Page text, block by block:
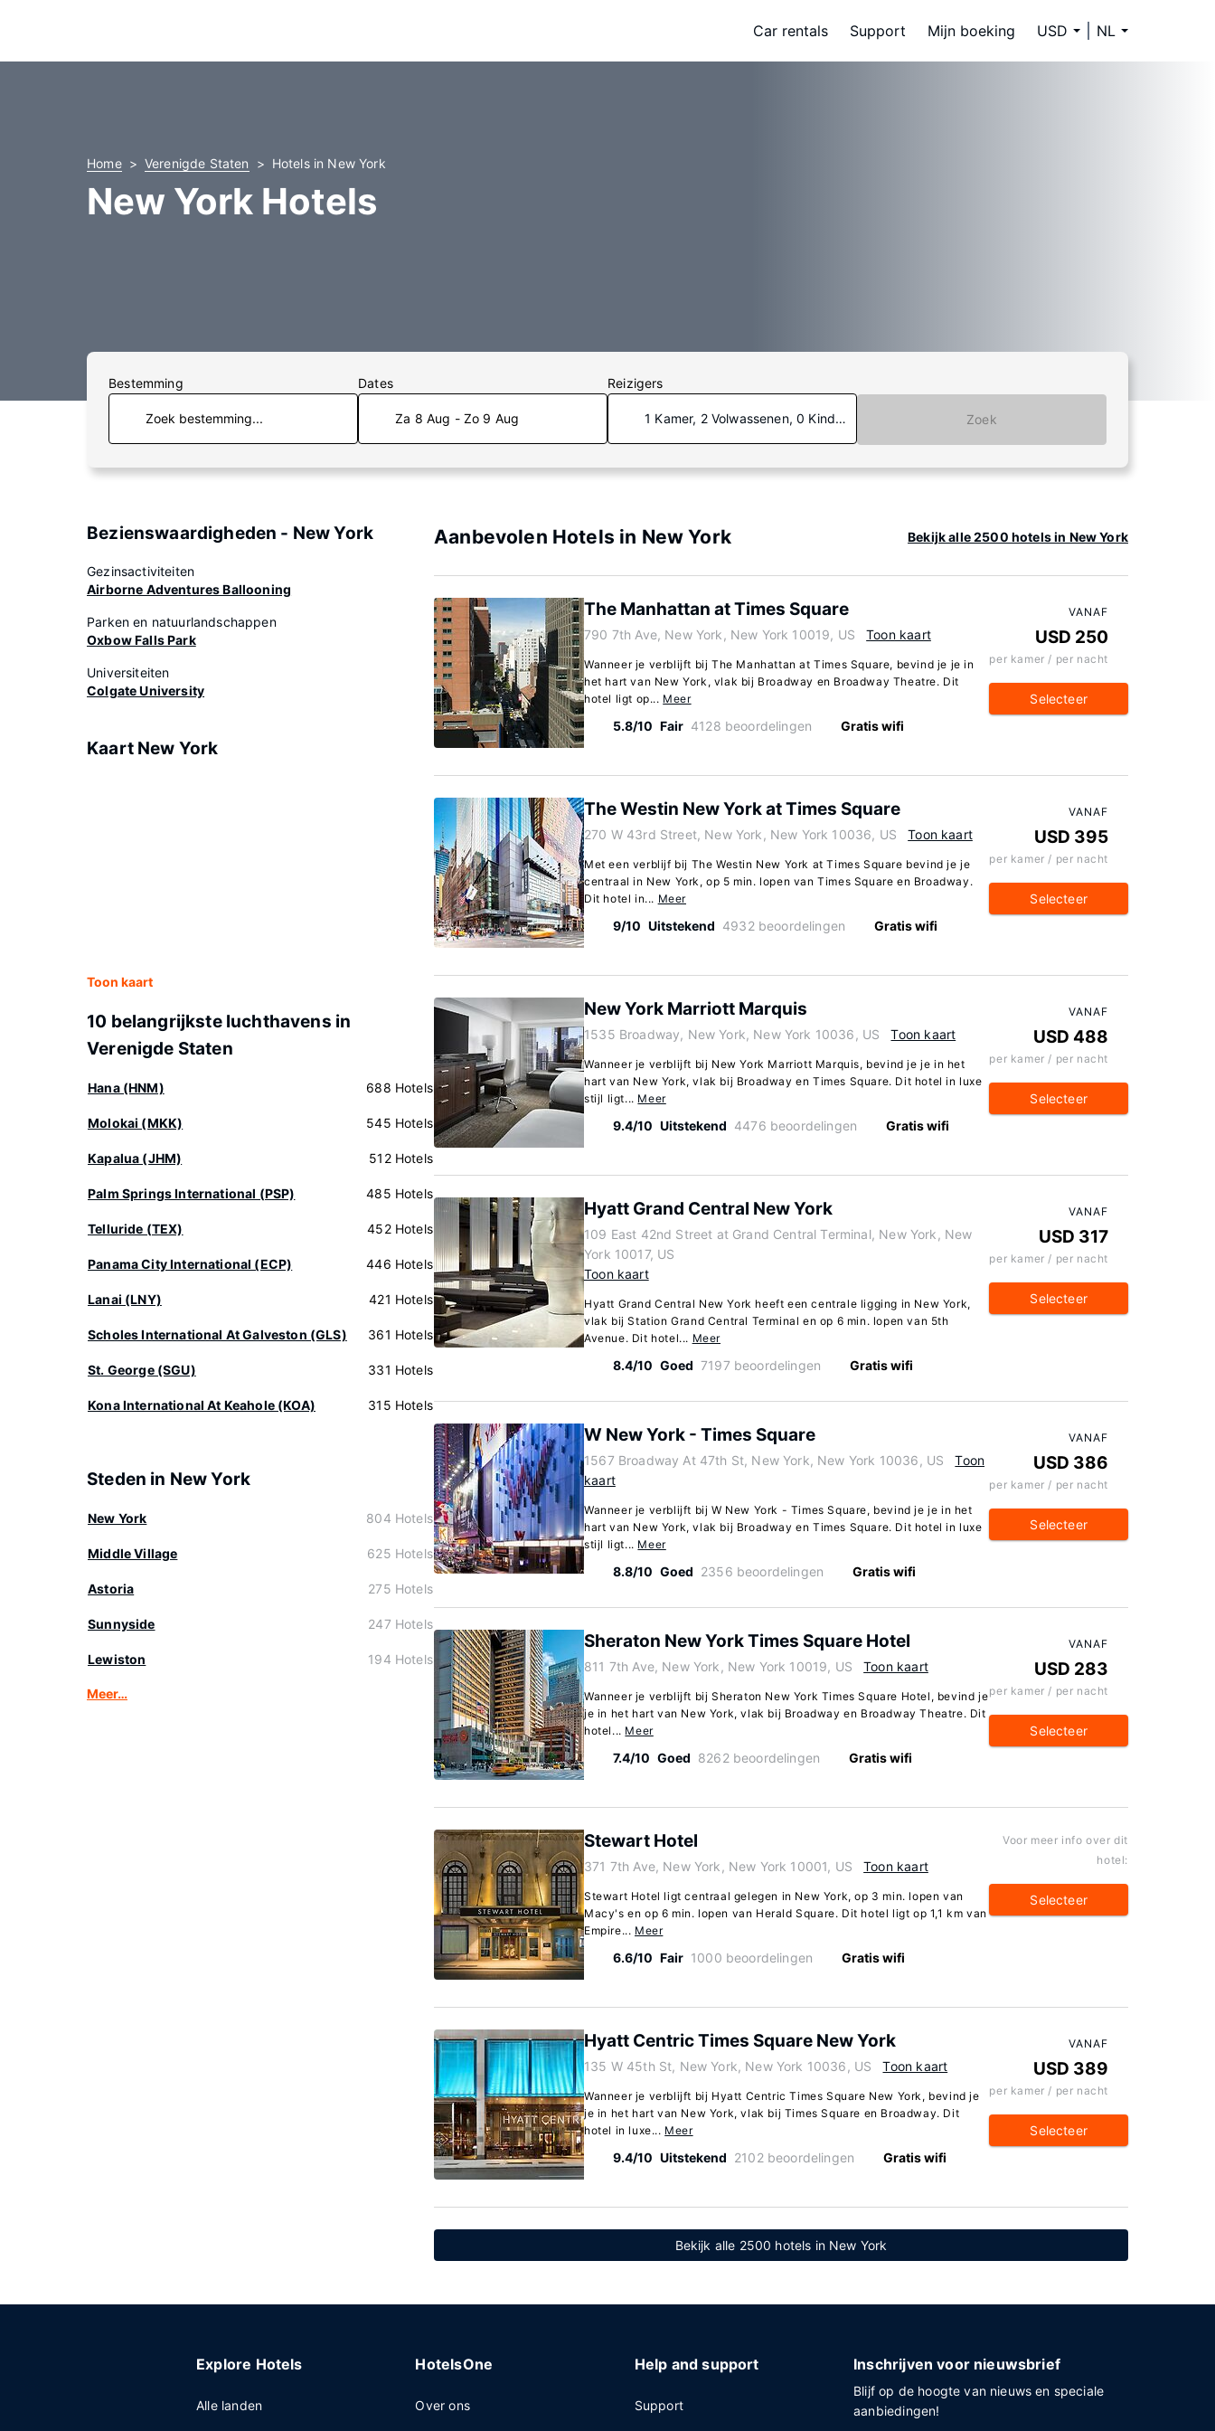
Car rentals Support Mijn boeking USD NL
Home Verenigde Staten Hotels in New York
New York Hotels
Bestemming Dates
Za 8 Aug - Zo 9 Aug
Reizigers
1 Kamer, 2 Volwassenen, 0 Kinderen Zoek
Bezienswaardigheden - New York
Gezinsactiviteiten
Airborne Adventures Ballooning
Parken en natuurlandschappen
Oxbow Falls Park
Universiteiten
Colgate University
Kaart New York
Toon kaart
10 belangrijkste luchthavens in
Verenigde Staten
Hana (HNM) 688 Hotels
Molokai (MKK) 545 Hotels
Kapalua (JHM) 512 Hotels
Palm Springs International (PSP) 485 Hotels
Telluride (TEX) 452 Hotels
Panama City International (ECP) 446 Hotels
Lanai (LNY) 421 Hotels
Scholes International At Galveston (GLS) 361 Hotels
St. George (SGU) 331 Hotels
Kona International At Keahole (KOA) 315 Hotels
Steden in New York
New York 804 Hotels
Middle Village 625 Hotels
Astoria 275 Hotels
Sunnyside 247 Hotels
Lewiston 194 Hotels
Meer…
Aanbevolen Hotels in New York Bekijk alle 2500 hotels in New York
The Manhattan at Times Square
790 7th Ave, New York, New York 10019, US Toon kaart
Wanneer je verblijft bij The Manhattan at Times Square, bevind je je in
het hart van New York, vlak bij Broadway en Broadway Theatre. Dit
hotel ligt op... Meer
5.8/10 Fair 4128 beoordelingen Gratis wifi
VANAF
USD 250
per kamer / per nacht
Selecteer
The Westin New York at Times Square
270 W 43rd Street, New York, New York 10036, US Toon kaart
Met een verblijf bij The Westin New York at Times Square bevind je je
centraal in New York, op 5 min. lopen van Times Square en Broadway.
Dit hotel in... Meer
9/10 Uitstekend 4932 beoordelingen Gratis wifi
VANAF
USD 395
per kamer / per nacht
Selecteer
New York Marriott Marquis
1535 Broadway, New York, New York 10036, US Toon kaart
Wanneer je verblijft bij New York Marriott Marquis, bevind je je in het
hart van New York, vlak bij Broadway en Times Square. Dit hotel in luxe
stijl ligt... Meer
9.4/10 Uitstekend 4476 beoordelingen Gratis wifi
VANAF
USD 488
per kamer / per nacht
Selecteer
Hyatt Grand Central New York
109 East 42nd Street at Grand Central Terminal, New York, New
York 10017, US
Toon kaart
Hyatt Grand Central New York heeft een centrale ligging in New York,
vlak bij Station Grand Central Terminal en op 6 min. lopen van 5th
Avenue. Dit hotel... Meer
8.4/10 Goed 7197 beoordelingen Gratis wifi
VANAF
USD 317
per kamer / per nacht
Selecteer
W New York - Times Square
1567 Broadway At 47th St, New York, New York 10036, US
Toon
kaart
Wanneer je verblijft bij W New York - Times Square, bevind je je in het
hart van New York, vlak bij Broadway en Times Square. Dit hotel in luxe
stijl ligt... Meer
8.8/10 Goed 2356 beoordelingen Gratis wifi
VANAF
USD 386
per kamer / per nacht
Selecteer
Sheraton New York Times Square Hotel
811 7th Ave, New York, New York 10019, US Toon kaart
Wanneer je verblijft bij Sheraton New York Times Square Hotel, bevind je
je in het hart van New York, vlak bij Broadway en Broadway Theatre. Dit
hotel... Meer
7.4/10 Goed 8262 beoordelingen Gratis wifi
VANAF
USD 283
per kamer / per nacht
Selecteer
Stewart Hotel
371 7th Ave, New York, New York 10001, US Toon kaart
Stewart Hotel ligt centraal gelegen in New York, op 3 min. lopen van
Macy's en op 6 min. lopen van Herald Square. Dit hotel ligt op 1,1 km van
Empire... Meer
6.6/10 Fair 1000 beoordelingen Gratis wifi
Voor meer info over dit
hotel:
Selecteer
Hyatt Centric Times Square New York
135 W 45th St, New York, New York 10036, US Toon kaart
Wanneer je verblijft bij Hyatt Centric Times Square New York, bevind je
je in het hart van New York, vlak bij Times Square en Broadway. Dit
hotel in luxe... Meer
9.4/10 Uitstekend 2102 beoordelingen Gratis wifi
VANAF
USD 389
per kamer / per nacht
Selecteer
Bekijk alle 2500 hotels in New York
Explore Hotels
Alle landen
HotelsOne
Over ons
Help and support
Support
Inschrijven voor nieuwsbrief
Blijf op de hoogte van nieuws en speciale
aanbiedingen!